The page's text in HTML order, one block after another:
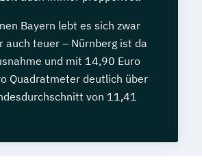
Bayern lebt es sich zwar
auch teuer – Nürnberg ist da
und mit 14,90 Euro
Quadratmeter deutlich über
von 11,41